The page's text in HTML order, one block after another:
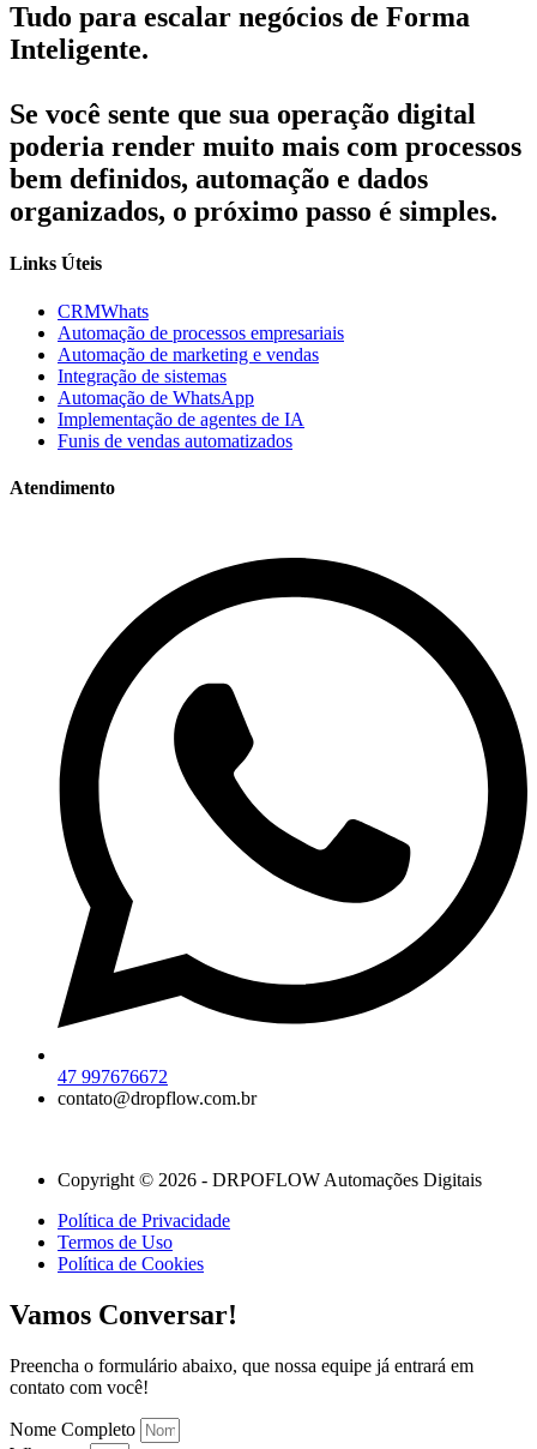
Tudo para escalar negócios de Forma
Inteligente.
Se você sente que sua operação digital
poderia render muito mais com processos
bem definidos, automação e dados
organizados, o próximo passo é simples.
Links Úteis
CRMWhats
Automação de processos empresariais
Automação de marketing e vendas
Integração de sistemas
Automação de WhatsApp
Implementação de agentes de IA
Funis de vendas automatizados
Atendimento
47 997676672
contato@dropflow.com.br
Copyright © 2026 - DRPOFLOW Automações Digitais
Política de Privacidade
Termos de Uso
Política de Cookies
Vamos Conversar!
Preencha o formulário abaixo, que nossa equipe já entrará em
contato com você!
Nome Completo